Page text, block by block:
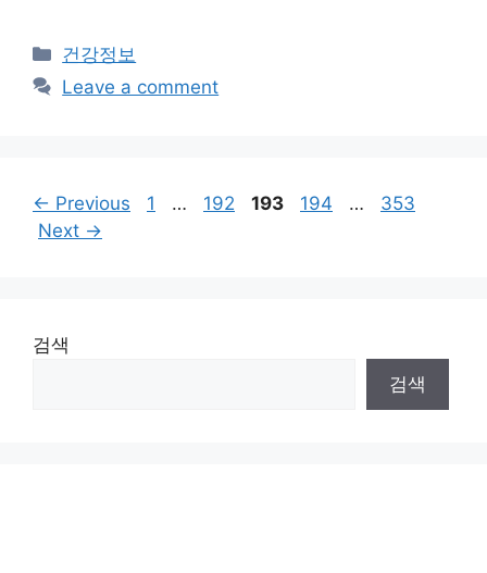
Categories
건강정보
Leave a comment
← Previous Page
1 … Page
192 Page
193 Page
194 … Page
353
Next →
검색
검색